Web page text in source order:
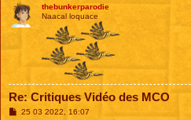
thebunkerparodie
Naacal loquace
Re: Critiques Vidéo des MCO
M25 03 2022, 16:07